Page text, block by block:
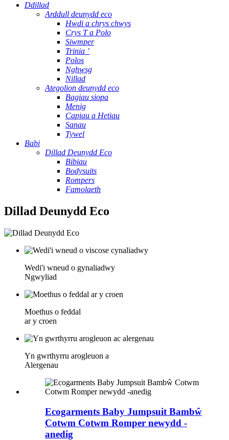
Ddillad
Arddull deunydd eco
Hwdi a chrys chwys
Crys T a Polo
Siwmper
Trinia ’
Polos
Nghwsg
Nillad
Ategolion deunydd eco
Bagiau siopa
Menig
Capiau a Hetiau
Sanau
Tywel
Babi
Dillad Deunydd Eco
Bibiau
Bodysuits
Rompers
Famolaeth
Dillad Deunydd Eco
Wedi'i wneud o gynaliadwy
Ngwyliad
Moethus o feddal
ar y croen
Yn gwrthyrru arogleuon a
Alergenau
Ecogarments Baby Jumpsuit Bambŵ
Cotwm Cotwm Romper newydd -
anedig